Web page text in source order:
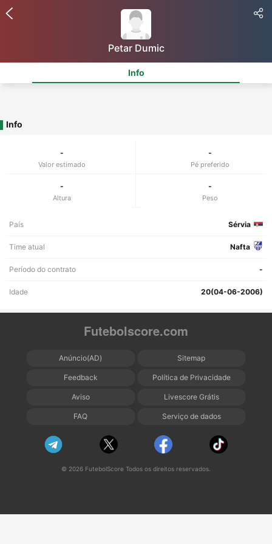
Petar Dumic
Info
Info
-
Valor estimado
-
Pé preferido
-
Altura
-
Peso
País Sérvia
Time atual Nafta
Período do contrato -
Idade 20(04-06-2006)
Futebolscore.com
Anúncio(AD) Sitemap
Feedback Política de Privacidade
Aviso Livescore Grátis
FAQ Serviço de dados
© 2026 FutebolScore Todos os direitos reservados.